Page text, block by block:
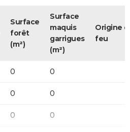
Surface
forêt
(m²)
Surface
maquis
garrigues
(m²)
Origine
feu
0 0
0 0
0 0